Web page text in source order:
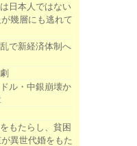
日本人ではない
幾層にも逃れて
で新経済体制へ
ル・中銀崩壊か
もたらし、貧困
異世代婚をもた